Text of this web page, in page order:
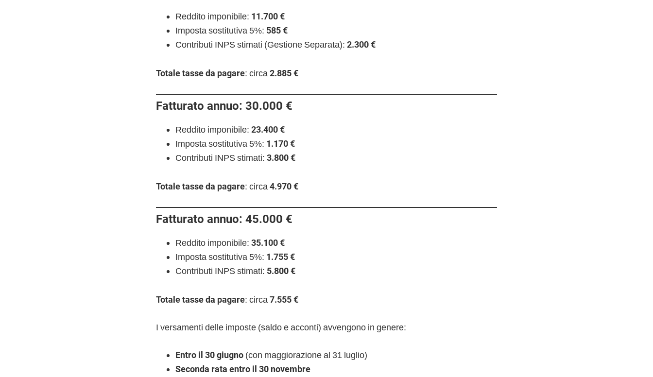
Reddito imponibile: 11.700 €
Imposta sostitutiva 5%: 585 €
Contributi INPS stimati (Gestione Separata): 2.300 €
Totale tasse da pagare: circa 2.885 €
Fatturato annuo: 30.000 €
Reddito imponibile: 23.400 €
Imposta sostitutiva 5%: 1.170 €
Contributi INPS stimati: 3.800 €
Totale tasse da pagare: circa 4.970 €
Fatturato annuo: 45.000 €
Reddito imponibile: 35.100 €
Imposta sostitutiva 5%: 1.755 €
Contributi INPS stimati: 5.800 €
Totale tasse da pagare: circa 7.555 €
I versamenti delle imposte (saldo e acconti) avvengono in genere:
Entro il 30 giugno (con maggiorazione al 31 luglio)
Seconda rata entro il 30 novembre